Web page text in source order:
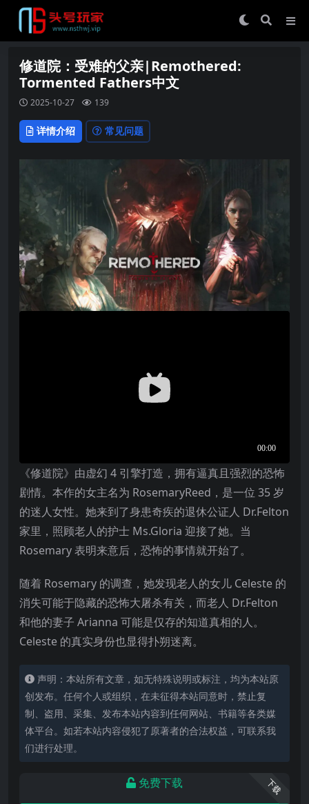
修道院：受难的父亲|Remothered:
Tormented Fathers中文
2025-10-27 139
详情介绍 常见问题
《修道院》由虚幻 4 引擎打造，拥有逼真且强烈的恐怖
剧情。本作的女主名为 RosemaryReed，是一位 35 岁
的迷人女性。她来到了身患奇疾的退休公证人 Dr.Felton
家里，照顾老人的护士 Ms.Gloria 迎接了她。当
Rosemary 表明来意后，恐怖的事情就开始了。
随着 Rosemary 的调查，她发现老人的女儿 Celeste 的
消失可能于隐藏的恐怖大屠杀有关，而老人 Dr.Felton
和他的妻子 Arianna 可能是仅存的知道真相的人。
Celeste 的真实身份也显得扑朔迷离。
声明：本站所有文章，如无特殊说明或标注，均为本站原
创发布。任何个人或组织，在未征得本站同意时，禁止复
制、盗用、采集、发布本站内容到任何网站、书籍等各类媒
体平台。如若本站内容侵犯了原著者的合法权益，可联系我
们进行处理。
下载
免费下载